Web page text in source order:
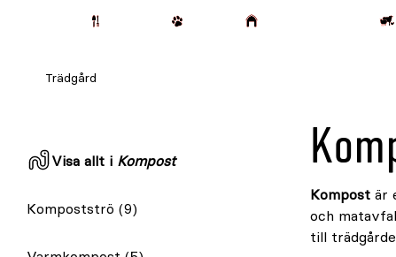
Trädgård
Kompost är
och
till
Visa allt i Kompost
Kompostströ (9)